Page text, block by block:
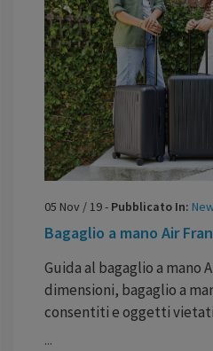
05 Nov / 19- Pubblicato In:
Bagaglio a mano Air
Guida al bagaglio a mano
dimensioni, bagaglio a
consentiti e oggetti
...